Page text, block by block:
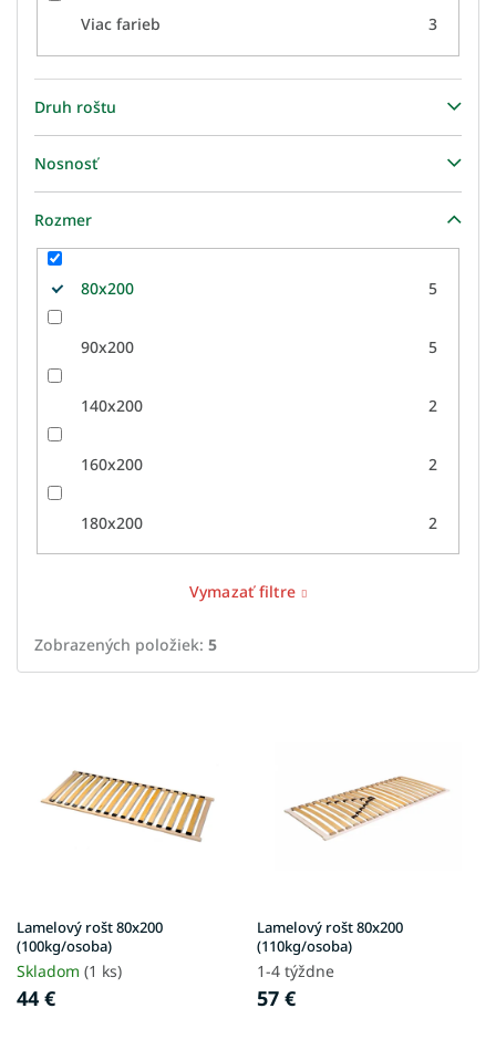
Viac farieb 3
Druh roštu
Nosnosť
Rozmer
80x200 5
90x200 5
140x200 2
160x200 2
180x200 2
Vymazať filtre
Zobrazených položiek: 5
u
k
t
o
Lamelový rošt 80x200
(100kg/osoba)
Skladom (1 ks)
44 €
Lamelový rošt 80x200
(110kg/osoba)
1-4 týždne
57 €